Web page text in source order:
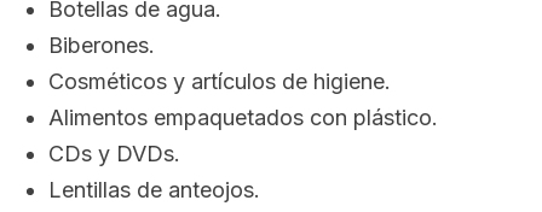
Botellas de agua.
Biberones.
Cosméticos y artículos de higiene.
Alimentos empaquetados con plástico.
CDs y DVDs.
Lentillas de anteojos.